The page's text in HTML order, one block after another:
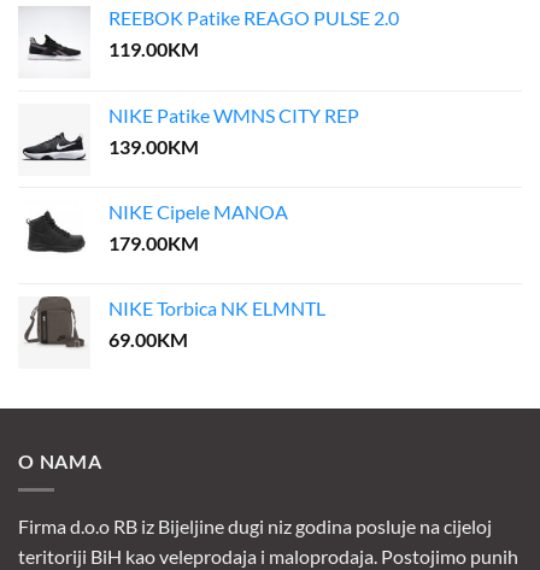
REEBOK Patike REAGO PULSE 2.0
119.00KM
NIKE Patike WMNS CITY REP
139.00KM
NIKE Cipele MANOA
179.00KM
NIKE Torbica NK ELMNTL
69.00KM
O NAMA
Firma d.o.o RB iz Bijeljine dugi niz godina posluje na cijeloj
teritoriji BiH kao veleprodaja i maloprodaja. Postojimo punih